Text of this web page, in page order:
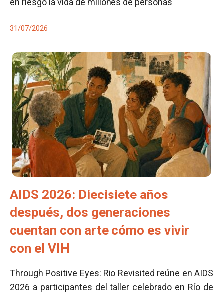
en riesgo la vida de millones de personas
31/07/2026
AIDS 2026: Diecisiete años
después, dos generaciones
cuentan con arte cómo es vivir
con el VIH
Through Positive Eyes: Rio Revisited reúne en AIDS
2026 a participantes del taller celebrado en Río de